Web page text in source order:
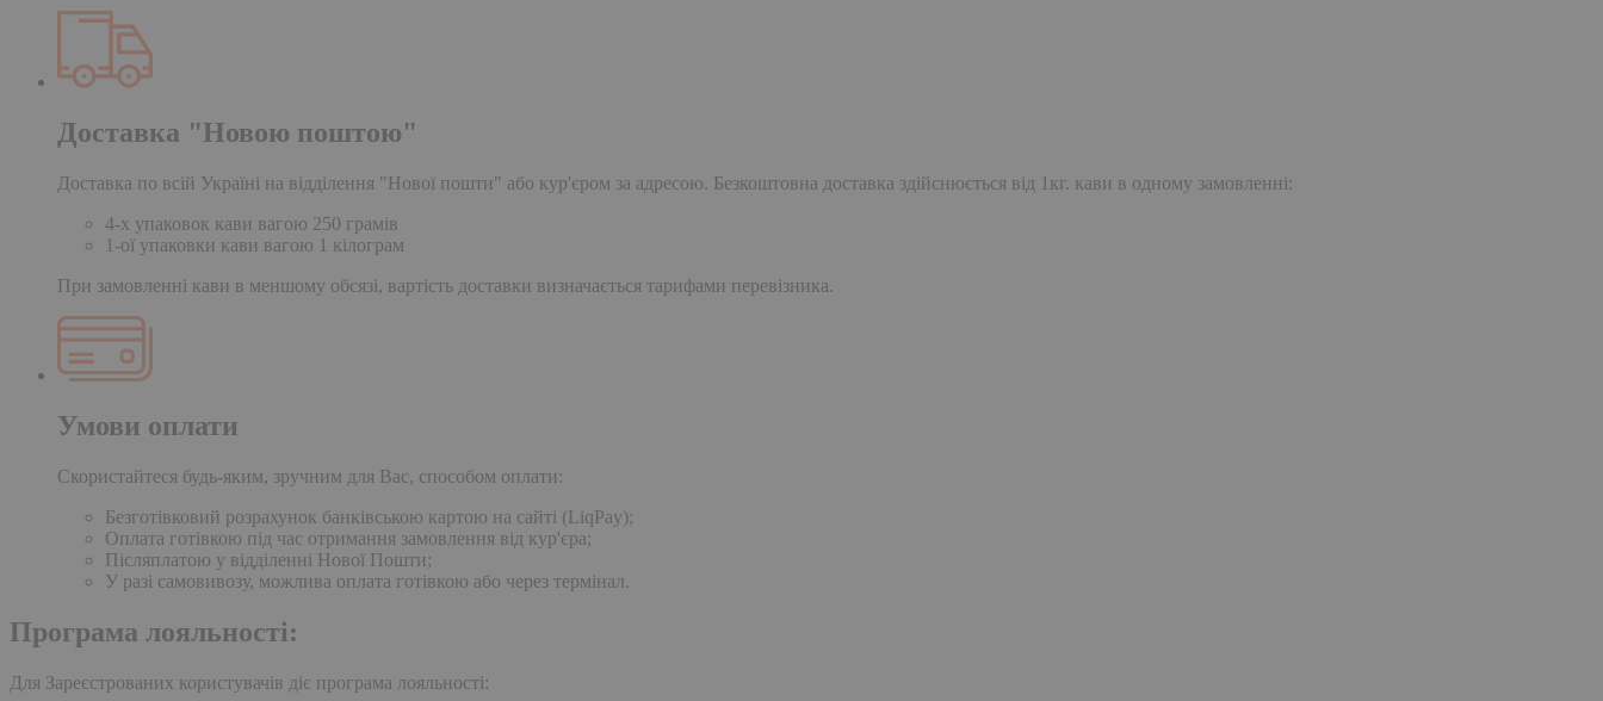
Доставка "Новою поштою"
Доставка по всій Україні на відділення "Нової пошти" або кур'єром за адресою. Безкоштовна доставка здійснюється від 1кг. кави в одному замовленні:
4-х упаковок кави вагою 250 грамів
1-ої упаковки кави вагою 1 кілограм
При замовленні кави в меншому обсязі, вартість доставки визначається тарифами перевізника.
Умови оплати
Скористайтеся будь-яким, зручним для Вас, способом оплати:
Безготівковий розрахунок банківською картою на сайті (LiqPay);
Оплата готівкою під час отримання замовлення від кур'єра;
Післяплатою у відділенні Нової Пошти;
У разі самовивозу, можлива оплата готівкою або через термінал.
Програма лояльності:
Для Зареєстрованих користувачів діє програма лояльності: